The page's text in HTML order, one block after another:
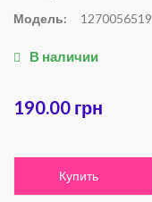
Модель: 1270056519
В наличии
190.00 грн
Купить